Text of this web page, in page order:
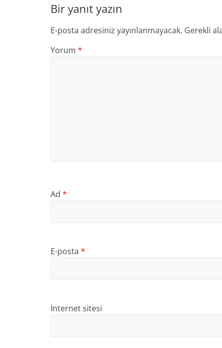
Bir yanıt yazın
E-posta adresiniz yayınlanmayacak. Gerekli
Yorum *
Ad *
E-posta *
İnternet sitesi